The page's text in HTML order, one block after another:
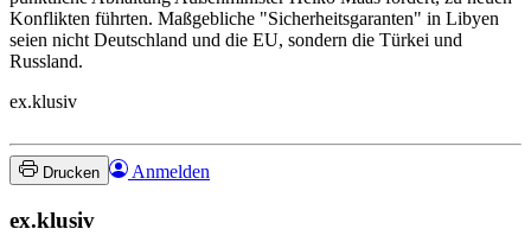
Konflikten führten. Maßgebliche "Sicherheitsgaranten" in Libyen
seien nicht Deutschland und die EU, sondern die Türkei und
Russland.
ex.klusiv
Drucken Anmelden
ex.klusiv